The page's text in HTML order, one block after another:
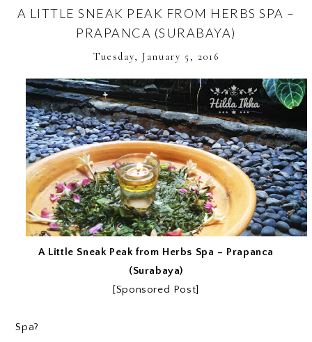
A LITTLE SNEAK PEAK FROM HERBS SPA –
PRAPANCA (SURABAYA)
Tuesday, January 5, 2016
A Little Sneak Peak from Herbs Spa – Prapanca
(Surabaya)
[Sponsored Post]
Spa?